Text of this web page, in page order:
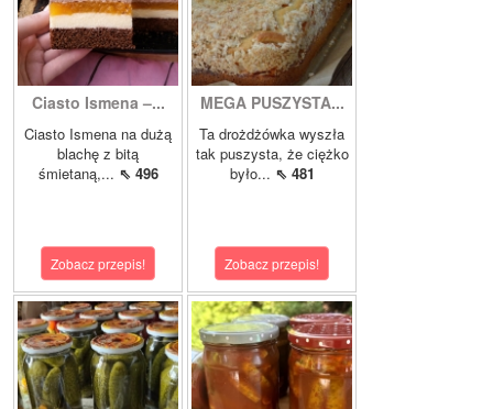
Ciasto Ismena –...
Ciasto Ismena na dużą
blachę z bitą
śmietaną,... ⇖ 496
Zobacz przepis!
MEGA PUSZYSTA...
Ta drożdżówka wyszła
tak puszysta, że ciężko
było... ⇖ 481
Zobacz przepis!